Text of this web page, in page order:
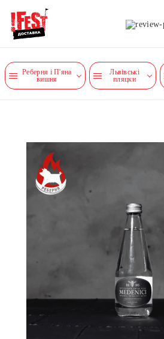
Реберня і П'яна
вишня
Львівські
пляцки